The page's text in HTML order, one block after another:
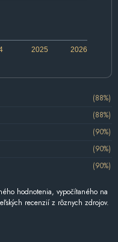
2026
2025
(88%)
(88%)
(90%)
(90%)
(90%)
hodnotenia, vypočítaného na
recenzií z rôznych zdrojov.